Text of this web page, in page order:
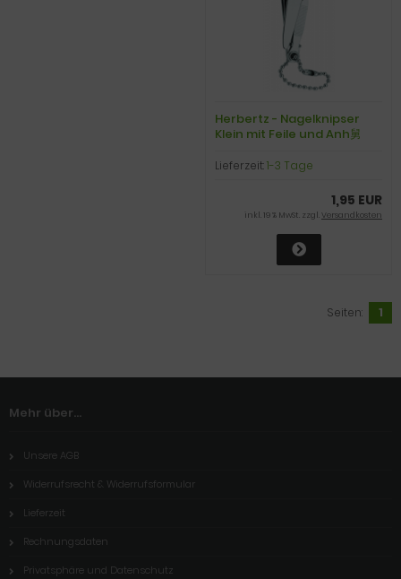
Herbertz - Nagelknipser
Klein mit Feile und Anh舅
Lieferzeit:1-3 Tage
1,95 EUR
inkl. 19 % MwSt. zzgl.Versandkosten
Seiten: 1
Mehr über...
Unsere AGB
Widerrufsrecht & Widerrufsformular
Lieferzeit
Rechnungsdaten
Privatsphäre und Datenschutz